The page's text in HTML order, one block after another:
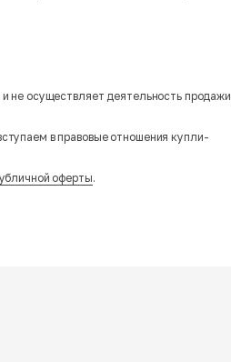
не осуществляет деятельность продажи
в правовые отношения купли-
оферты.